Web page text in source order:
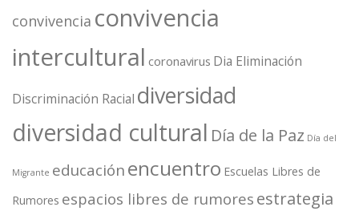
convivencia convivencia
intercultural coronavirus Dia Eliminación
Discriminación Racial diversidad
diversidad cultural Día de la Paz Día del
Migrante educaciónencuentro Escuelas Libres de
Rumores espacios libres de rumores estrategia